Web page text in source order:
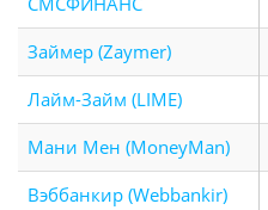
Займер (Zaymer)
Лайм-Займ (LIME)
Мани Мен (MoneyMan)
Вэббанкир (Webbankir)